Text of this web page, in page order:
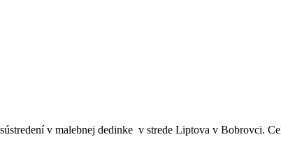
v malebnej dedinke v strede Liptova v Bobrovci.